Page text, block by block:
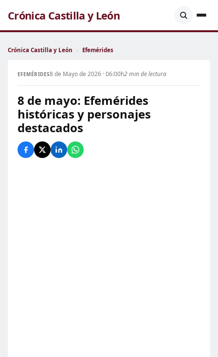
Crónica Castilla y León
Crónica Castilla y León › Efemérides
EFEMÉRIDES8 de Mayo de 2026 · 06:00h2 min de lectura
8 de mayo: Efemérides
históricas y personajes
destacados